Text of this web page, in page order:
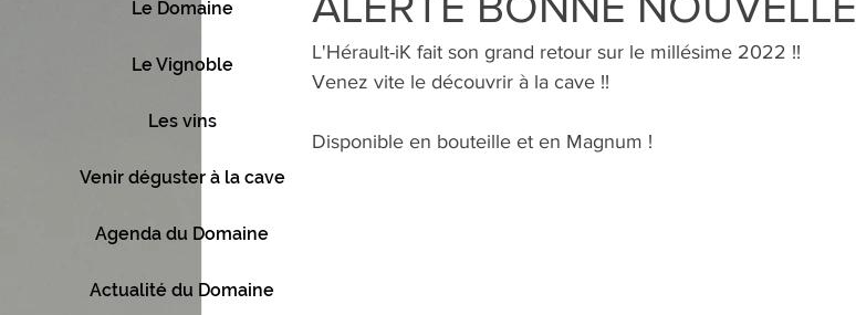
L'Hérault-iK fait son grand retour sur le millésime 2022 !!
Venez vite le découvrir à la cave !!
Disponible en bouteille et en Magnum !
Le Domaine
Le Vignoble
Les vins
Venir déguster à la cave
Agenda du Domaine
Actualité du Domaine